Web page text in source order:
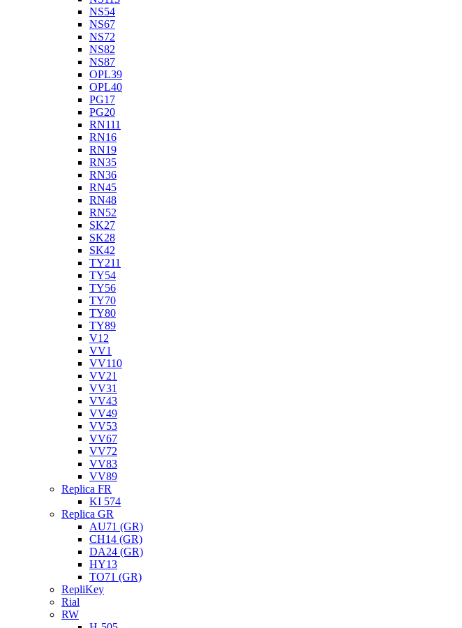
NS54
NS67
NS72
NS82
NS87
OPL39
OPL40
PG17
PG20
RN111
RN16
RN19
RN35
RN36
RN45
RN48
RN52
SK27
SK28
SK42
TY211
TY54
TY56
TY70
TY80
TY89
V12
VV1
VV110
VV21
VV31
VV43
VV49
VV53
VV67
VV72
VV83
VV89
Replica FR
KI 574
Replica GR
AU71 (GR)
CH14 (GR)
DA24 (GR)
HY13
TO71 (GR)
RepliKey
Rial
RW